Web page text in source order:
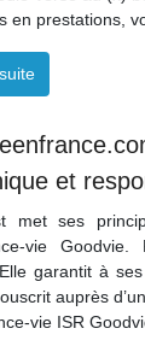
en prestations,
et
met ses
vie
garantit à ses
auprès
vie ISR